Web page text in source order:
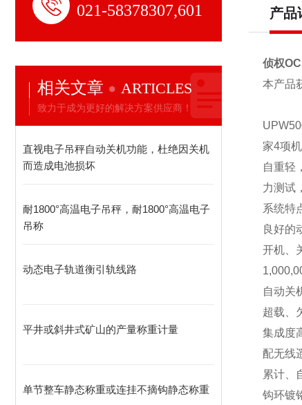
021-58378307,601
相关文章 ARTICLES
致力于成为更好的解决方案供应商！
直视电子吊秤自动关机功能，杜绝因关机
而造成电池损坏
耐1800°高温电子吊秤，耐1800°高温电子
吊称
动态电子轨道衡引轨线路
平井或斜井式矿山的产量称重计量
单节整车静态称重或连挂不摘钩静态称重
产品
侦权
本产品
家4项
自重轻
力测试
系统特
良好的
开机、
自动关
超载、
集成度
配无线
累计、
钩环镀